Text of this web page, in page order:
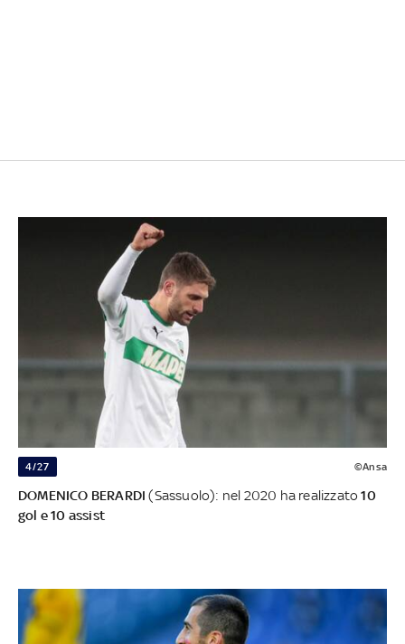
4/27 ©Ansa
DOMENICO BERARDI(Sassuolo): nel 2020 ha realizzato10
gol e 10 assist